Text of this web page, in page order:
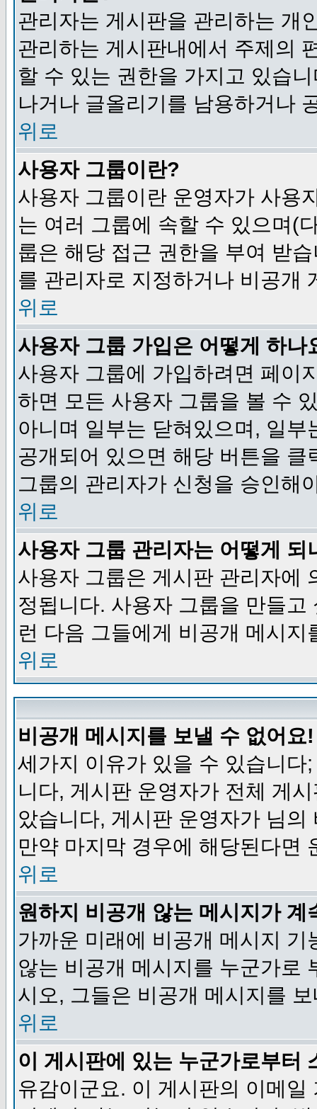
관리자는 게시판을 관리하는 개
관리하는 게시판내에서 주제의
할 수 있는 권한을 가지고 있습
나거나 글올리기를 남용하거나
위로
사용자 그룹이란?
사용자 그룹이란 운영자가 사용
는 여러 그룹에 속할 수 있으며(
룹은 해당 접근 권한을 부여 받
를 관리자로 지정하거나 비공개
위로
사용자 그룹 가입은 어떻게 하나
사용자 그룹에 가입하려면 페이
하면 모든 사용자 그룹을 볼 수
아니며 일부는 닫혀있으며, 일
공개되어 있으면 해당 버튼을
그룹의 관리자가 신청을 승인해
위로
사용자 그룹 관리자는 어떻게 되
사용자 그룹은 게시판 관리자에
정됩니다. 사용자 그룹을 만들
런 다음 그들에게 비공개 메시지
위로
비공개 메시지를 보낼 수 없어요!
세가지 이유가 있을 수 있습니
니다, 게시판 운영자가 전체 게
았습니다, 게시판 운영자가 님
만약 마지막 경우에 해당된다면
위로
원하지 비공개 않는 메시지가 계
가까운 미래에 비공개 메시지
않는 비공개 메시지를 누군가로
시오, 그들은 비공개 메시지를
위로
이 게시판에 있는 누군가로부터
유감이군요. 이 게시판의 이메